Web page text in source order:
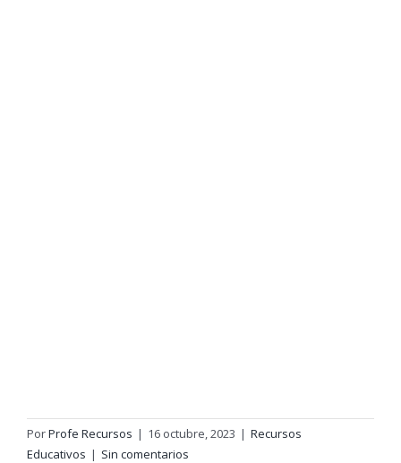
PorProfe Recursos | 16 octubre, 2023 | Recursos
Educativos | Sin comentarios